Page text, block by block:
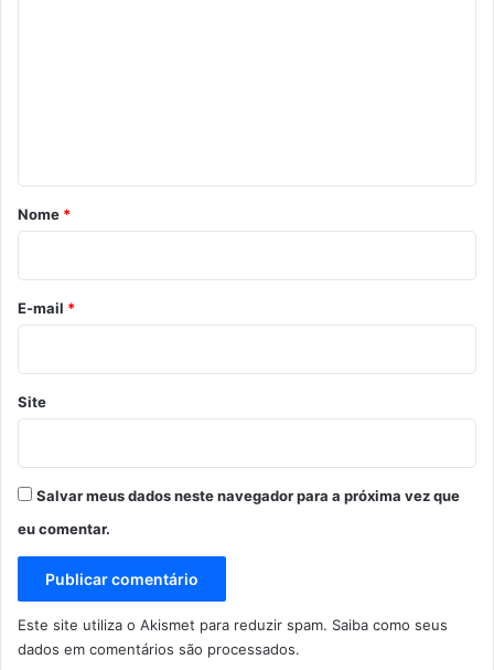
r
o
*
Nome *
E-mail *
Site
Salvar meus dados neste navegador para a próxima vez que
eu comentar.
Este site utiliza o Akismet para reduzir spam. Saiba como seus
dados em comentários são processados.